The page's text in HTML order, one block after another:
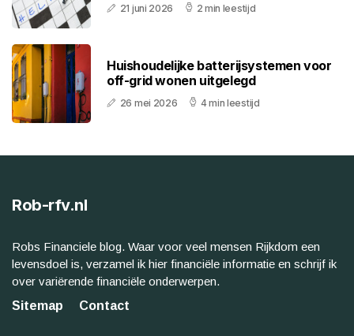
21 juni 2026 2 min leestijd
Huishoudelijke batterijsystemen voor
off-grid wonen uitgelegd
26 mei 2026 4 min leestijd
Rob-rfv.nl
Robs Financiele blog. Waar voor veel mensen Rijkdom een
levensdoel is, verzamel ik hier financiële informatie en schrijf ik
over variërende financiële onderwerpen.
Sitemap
Contact